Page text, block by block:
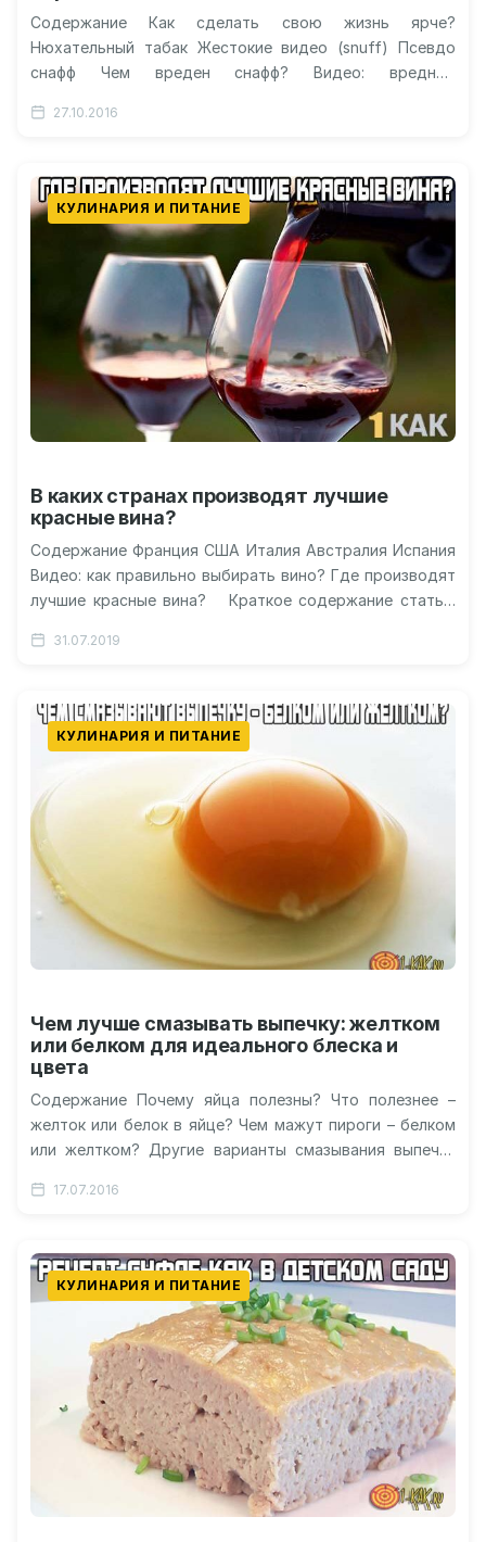
Содержание Как сделать свою жизнь ярче?
Нюхательный табак Жестокие видео (snuff) Псевдо
снафф Чем вреден снафф? Видео: вредный
27.10.2016
КУЛИНАРИЯ И ПИТАНИЕ
В каких странах производят лучшие
красные вина?
Содержание Франция США Италия Австралия Испания
Видео: как правильно выбирать вино? Где производят
лучшие красные вина? Краткое содержание статьи:
31.07.2019
КУЛИНАРИЯ И ПИТАНИЕ
Чем лучше смазывать выпечку: желтком
или белком для идеального блеска и
цвета
Содержание Почему яйца полезны? Что полезнее –
желток или белок в яйце? Чем мажут пироги – белком
или желтком? Другие варианты смазывания выпечки
17.07.2016
КУЛИНАРИЯ И ПИТАНИЕ